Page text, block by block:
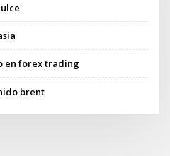
en forex trading
brent